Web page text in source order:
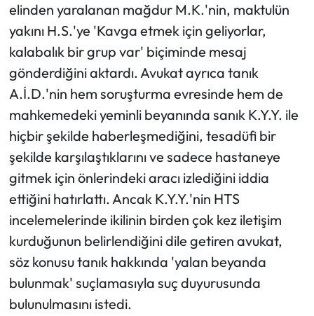
elinden yaralanan mağdur M.K.'nin, maktulün
yakını H.S.'ye 'Kavga etmek için geliyorlar,
kalabalık bir grup var' biçiminde mesaj
gönderdiğini aktardı. Avukat ayrıca tanık
A.İ.D.'nin hem soruşturma evresinde hem de
mahkemedeki yeminli beyanında sanık K.Y.Y. ile
hiçbir şekilde haberleşmediğini, tesadüfi bir
şekilde karşılaştıklarını ve sadece hastaneye
gitmek için önlerindeki aracı izlediğini iddia
ettiğini hatırlattı. Ancak K.Y.Y.'nin HTS
incelemelerinde ikilinin birden çok kez iletişim
kurduğunun belirlendiğini dile getiren avukat,
söz konusu tanık hakkında 'yalan beyanda
bulunmak' suçlamasıyla suç duyurusunda
bulunulmasını istedi.